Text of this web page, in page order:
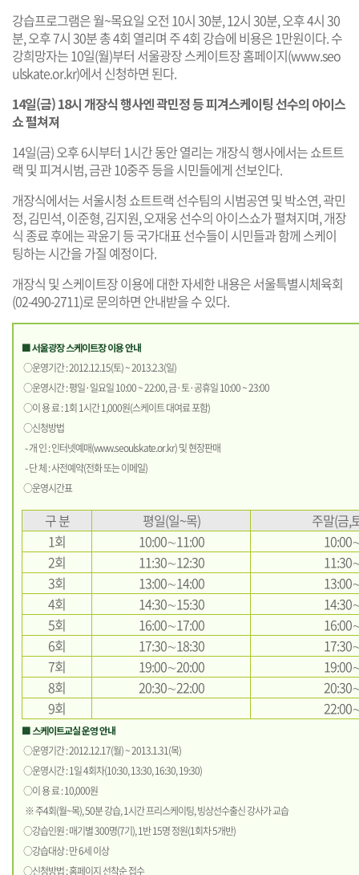
강습프로그램은 월~목요일 오전 10시 30분, 12시 30분, 오후 4시 30
분, 오후 7시 30분 총 4회 열리며 주 4회 강습에 비용은 1만원이다. 수
강희망자는 10일(월)부터 서울광장 스케이트장 홈페이지(www.seo
ulskate.or.kr)에서 신청하면 된다.
14일(금) 18시 개장식 행사엔 곽민정 등 피겨스케이팅 선수의 아이스
쇼 펼쳐져
14일(금) 오후 6시부터 1시간 동안 열리는 개장식 행사에서는 쇼트트
랙 및 피겨시범, 금관 10중주 등을 시민들에게 선보인다.
개장식에서는 서울시청 쇼트트랙 선수팀의 시범공연 및 박소연, 곽민
정, 김민석, 이준형, 김지원, 오재웅 선수의 아이스쇼가 펼쳐지며, 개장
식 종료 후에는 곽윤기 등 국가대표 선수들이 시민들과 함께 스케이
팅하는 시간을 가질 예정이다.
개장식 및 스케이트장 이용에 대한 자세한 내용은 서울특별시체육회
(02-490-2711)로 문의하면 안내받을 수 있다.
■ 서울광장 스케이트장 이용 안내
○운영기간 : 2012.12.15(토) ~ 2013.2.3(일)
○운영시간 : 평일·일요일 10:00 ~ 22:00, 금·토·공휴일 10:00 ~ 23:00
○이 용 료 : 1회 1시간 1,000원(스케이트 대여료 포함)
○신청방법
- 개 인 : 인터넷예매(www.seoulskate.or.kr) 및 현장판매
- 단 체 : 사전예약(전화 또는 이메일)
○운영시간표
구 분 평일(일~목)
주말(금,
1회
10:00∼11:00
2회
11:30∼12:30
3회
13:00∼14:00
4회
14:30∼15:30
5회
16:00∼17:00
6회
17:30∼18:30
7회
19:00∼20:00
8회
20:30∼22:00
9회
■ 스케이트교실 운영 안내
○운영기간 : 2012.12.17(월) ~ 2013.1.31(목)
○운영시간 : 1일 4회차(10:30, 13:30, 16:30, 19:30)
○이 용 료 : 10,000원
※ 주4회(월~목), 50분 강습, 1시간 프리스케이팅, 빙상선수출신 강사가 교습
○강습인원 : 매기별 300명(7기), 1반 15명 정원(1회차 5개반)
○강습대상 : 만 6세 이상
○신청방법 : 홈페이지 선착순 접수